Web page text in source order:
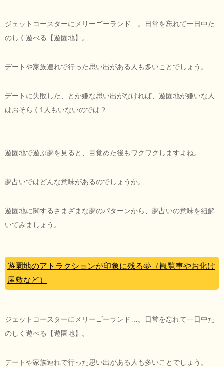
ジェットコースターにメリーゴーランド…。日常を忘れて一日中た
のしく遊べる【遊園地】。
デートや家族連れで行った思い出がある人も多いことでしょう。
デートに失敗した、とか嫌な思い出がなければ、遊園地が嫌いな人
はおそらく1人もいないのでは？
遊園地で遊ぶ夢を見ると、目覚めた後もワクワクしますよね。
夢占いではどんな意味があるのでしょうか。
遊園地に関するさまざまな夢のパターンから、夢占いの意味を紐解
いてみましょう。
遊園地のアトラクションが印象に残る夢（観覧車やお化け
屋敷など）
ジェットコースターにメリーゴーランド…。日常を忘れて一日中た
のしく遊べる【遊園地】。
デートや家族連れで行った思い出がある人も多いことでしょう。